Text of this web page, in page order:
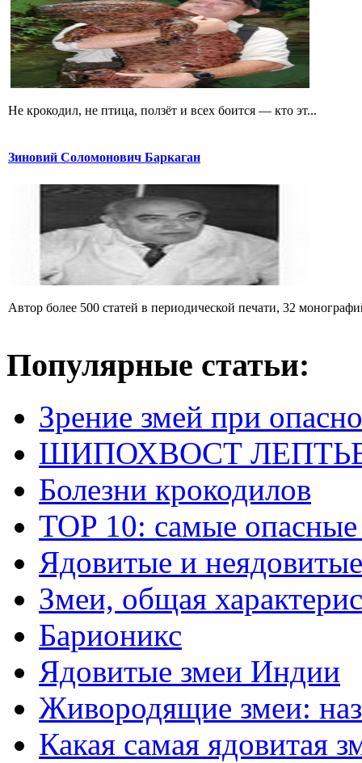
Не крокодил, не птица, ползёт и всех боится — кто эт...
Зиновий Соломонович Баркаган
Автор более 500 статей в периодической печати, 32
Популярные статьи:
Зрение змей при
ШИПОХВОСТ
Болезни крокодилов
TOP 10: самые
Ядовитые и
Змеи, общая
Барионикс
Ядовитые змеи Индии
Живородящие змеи:
Какая самая ядовитая